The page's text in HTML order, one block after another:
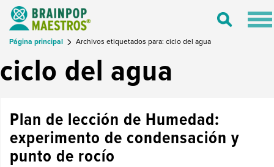
Toggle
Página principal Archivos etiquetados para: ciclo del agua
ciclo del agua
Plan de lección de Humedad:
experimento de condensación y
punto de rocío